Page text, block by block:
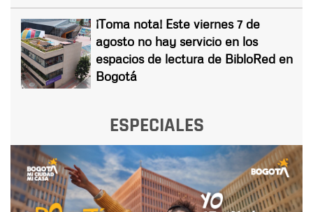
¡Toma nota! Este viernes 7 de
agosto no hay servicio en los
espacios de lectura de BibloRed en
Bogotá
ESPECIALES